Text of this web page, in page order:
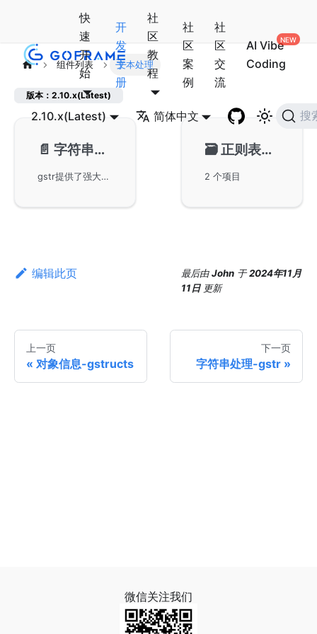
快
速
开
始
开
发
手
册
社
区
教
程
社
区
案
例
社
区
交
流
AI Vibe
Coding
2.10.x(Latest) 简体中文 搜
组件列表 文本处理
版本：2.10.x(Latest)
📄️ 字符串处理-gstr
gstr提供了强大便捷的文本处理组件，包含字符串判断、大小写转换、字符串比较、切分组合、命名转换等多种功能，相较于Golang标准库更加全面丰富。
🗃️正则表达式-gregex
2 个项目
编辑此页 最后由John 于2024年11月
11日 更新
上一页
对象信息-gstructs
下一页
字符串处理-gstr
微信关注我们